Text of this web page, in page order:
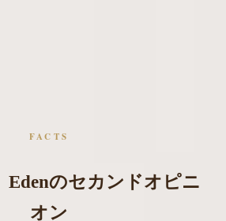
FACTS
Edenのセカンドオピニ
オン